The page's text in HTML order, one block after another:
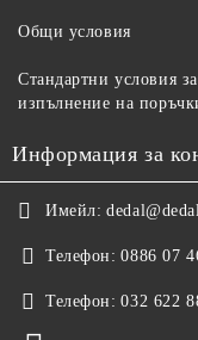
Общи условия
Стандартни условия за
изпълнение на
Информация за
Имейл:
Телефон: 0886 07
Телефон: 032 622